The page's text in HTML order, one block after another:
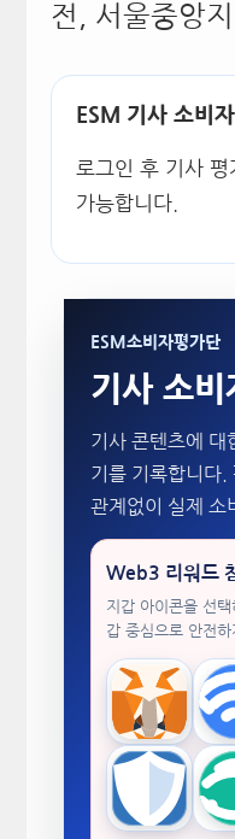
전, 서울중앙
ESM 기사 소비
로그인 후 기사
가능합니다.
ESM소비자평가단
기사 소비
기사 콘텐츠에 대
기를 기록합니다.
관계없이 실제 소
Web3 리워드
지갑 아이콘을 선
갑 중심으로 안전하
MetaMask
Trust Wallet